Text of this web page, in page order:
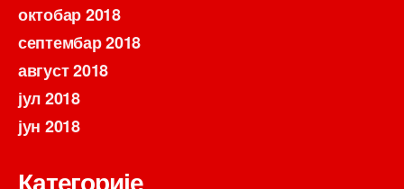
октобар 2018
септембар 2018
август 2018
јул 2018
јун 2018